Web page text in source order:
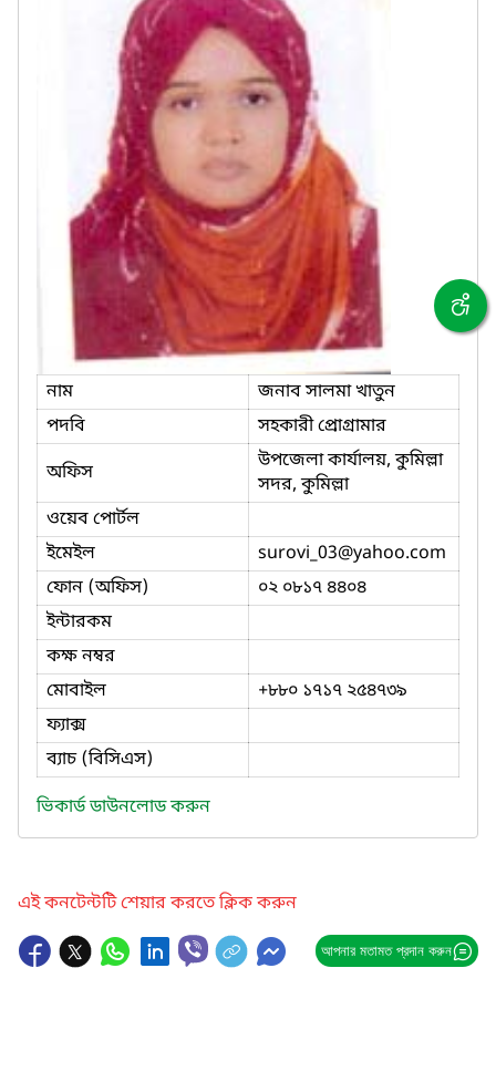
নাম
জনাব সালমা খাতুন
পদবি
সহকারী প্রোগ্রামার
অফিস
উপজেলা কার্যালয়, কুমিল্লা
সদর, কুমিল্লা
ওয়েব পোর্টল
ইমেইল
surovi_03@yahoo.com
ফোন (অফিস)
০২ ০৮১৭ ৪৪০৪
ইন্টারকম
কক্ষ নম্বর
মোবাইল
+৮৮০ ১৭১৭ ২৫৪৭৩৯
ফ্যাক্স
ব্যাচ (বিসিএস)
ভিকার্ড ডাউনলোড করুন
এই কনটেন্টটি শেয়ার করতে ক্লিক করুন
আপনার মতামত প্রদান করুন